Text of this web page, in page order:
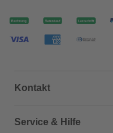
Kontakt
Dein Kontakt zu uns
Service & Hilfe